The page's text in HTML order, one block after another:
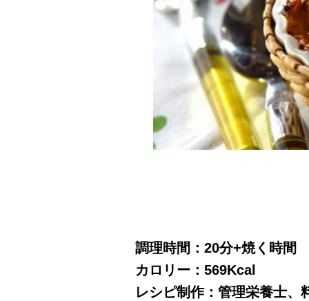
調理時間：20分+焼く時間
カロリー：569Kcal
レシピ制作：管理栄養士